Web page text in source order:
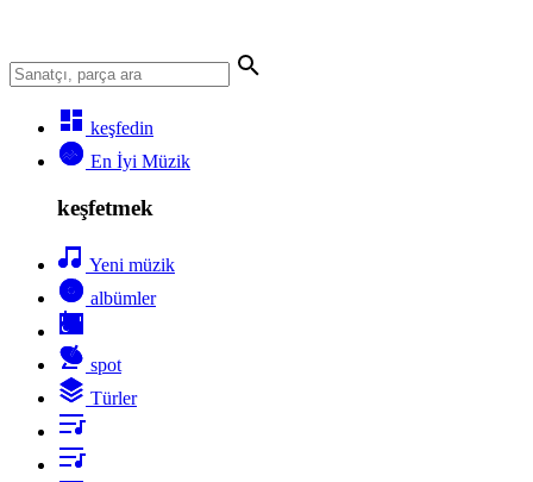
keşfedin
En İyi Müzik
keşfetmek
Yeni müzik
albümler
spot
Türler